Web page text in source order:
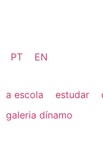
PT EN
a escola estudar
galeria dínamo